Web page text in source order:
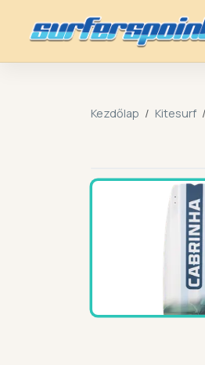
Kezdőlap Kitesurf